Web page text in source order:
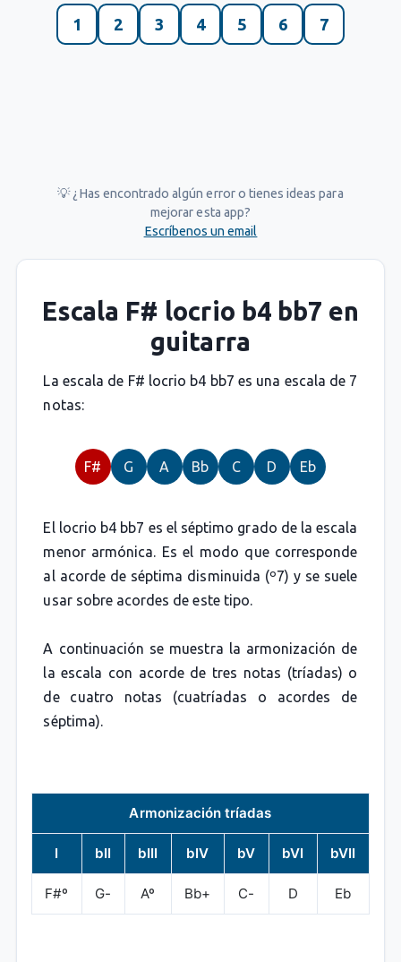
1 2 3 4 5 6 7
💡 ¿Has encontrado algún error o tienes ideas para
mejorar esta app?
Escríbenos un email
Escala F# locrio b4 bb7 en
guitarra
La escala de F# locrio b4 bb7 es una escala de 7
notas:
F# G A Bb C D Eb
El locrio b4 bb7 es el séptimo grado de la escala
menor armónica. Es el modo que corresponde
al acorde de séptima disminuida (º7) y se suele
usar sobre acordes de este tipo.
A continuación se muestra la armonización de
la escala con acorde de tres notas (tríadas) o
de cuatro notas (cuatríadas o acordes de
séptima).
Armonización tríadas
I bII bIII bIV bV bVI bVII
F#º G- Aº Bb+ C- D Eb